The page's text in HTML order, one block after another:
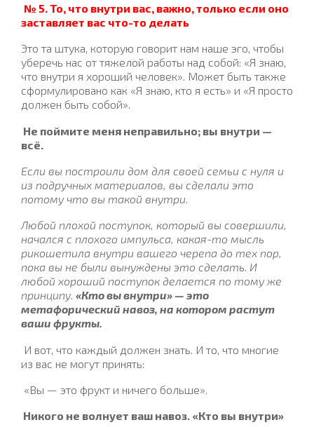
№ 5. То, что внутри вас, важно, только если оно
заставляет вас что-то делать
Это та штука, которую говорит нам наше эго, чтобы
уберечь нас от тяжелой работы над собой: «Я знаю,
что внутри я хороший человек». Может быть также
сформулировано как «Я знаю, кто я есть» и «Я просто
должен быть собой».
Не поймите меня неправильно; вы внутри —
всё.
Если вы построили дом для своей семьи с нуля и
из подручных материалов, вы сделали это
потому что вы такой внутри.
Любой плохой поступок, который вы совершили,
начался с плохого импульса, какая-то мысль
рикошетила внутри вашего черепа до тех пор,
пока вы не были вынуждены это сделать. И
любой хороший поступок делается по тому же
принципу. «Кто вы внутри» — это
метафорический навоз, на котором растут
ваши фрукты.
И вот, что каждый должен знать. И то, что многие
из вас не могут принять:
«Вы — это фрукт и ничего больше».
Никого не волнует ваш навоз. «Кто вы внутри»